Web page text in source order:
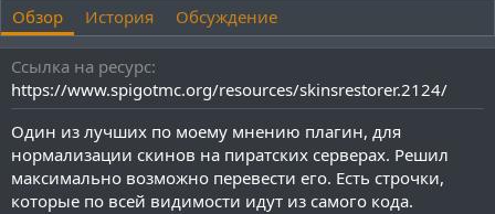
т
о
р
т
а
с
о
з
д
а
н
я
г
и
Обзор История Обсуждение
Ссылка на ресурс
https://www.spigotmc.org/resources/skinsrestorer.2124/
Один из лучших по моему мнению плагин, для
нормализации скинов на пиратских серверах. Решил
максимально возможно перевести его. Есть строчки,
которые по всей видимости идут из самого кода.